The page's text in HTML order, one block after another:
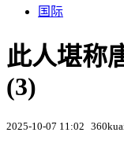
国际
此人堪称
(3)
2025-10-07 11:02